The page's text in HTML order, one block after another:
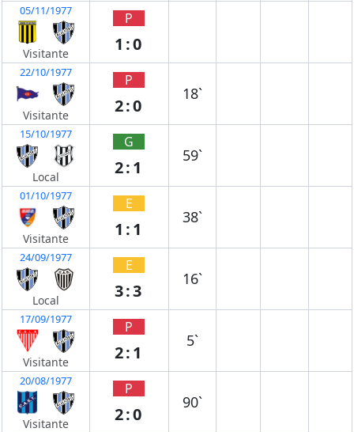
05/11/1977
Visitante
P
1:0
22/10/1977
Visitante
P
2:0
18`
15/10/1977
Local
G
2:1
59`
01/10/1977
Visitante
E
1:1
38`
24/09/1977
Local
E
3:3
16`
17/09/1977
Visitante
P
2:1
5`
20/08/1977
Visitante
P
2:0
90`